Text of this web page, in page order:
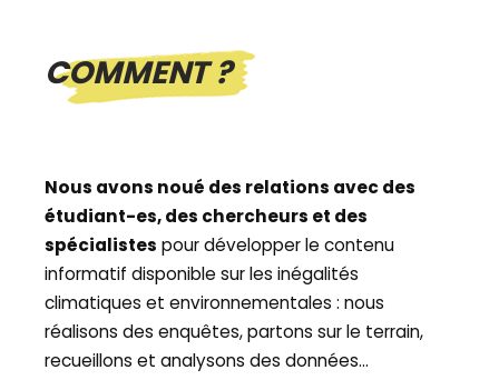
COMMENT ?
Nous avons noué des relations avec des
étudiant-es, des chercheurs et des
spécialistes pour développer le contenu
informatif disponible sur les inégalités
climatiques et environnementales : nous
réalisons des enquêtes, partons sur le terrain,
recueillons et analysons des données…